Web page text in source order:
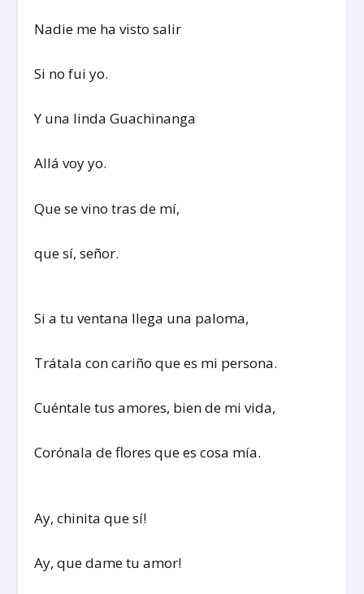
Nadie me ha visto salir
Si no fui yo.
Y una linda Guachinanga
Allá voy yo.
Que se vino tras de mí,
que sí, señor.
Si a tu ventana llega una paloma,
Trátala con cariño que es mi persona.
Cuéntale tus amores, bien de mi vida,
Corónala de flores que es cosa mía.
Ay, chinita que sí!
Ay, que dame tu amor!